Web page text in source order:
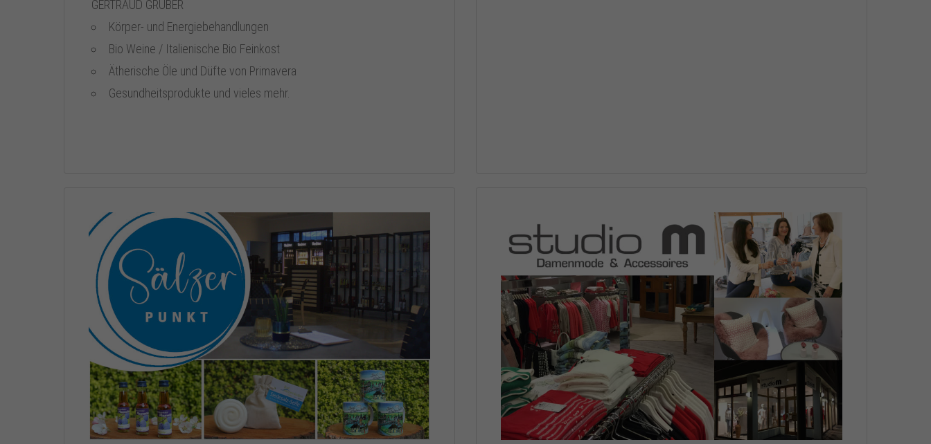
GERTRAUD GRUBER
Körper- und Energiebehandlungen
Bio Weine / Italienische Bio Feinkost
Ätherische Öle und Düfte von Primavera
Gesundheitsprodukte und vieles mehr.